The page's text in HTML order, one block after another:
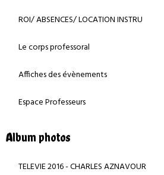
ROI/ ABSENCES/ LOCATION INSTRU
Le corps professoral
Affiches des évènements
Espace Professeurs
Album photos
TELEVIE 2016 - CHARLES AZNAVOUR